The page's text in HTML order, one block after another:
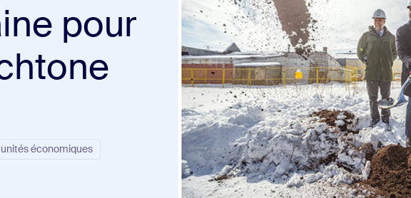
Notes Meetings
Rooms
Canvas
Performance CX
pour
économiques